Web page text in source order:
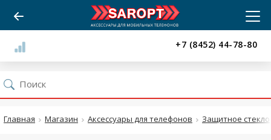
+7 (8452) 44-78-80
Главная Магазин Аксессуары для телефонов Защитное стекло